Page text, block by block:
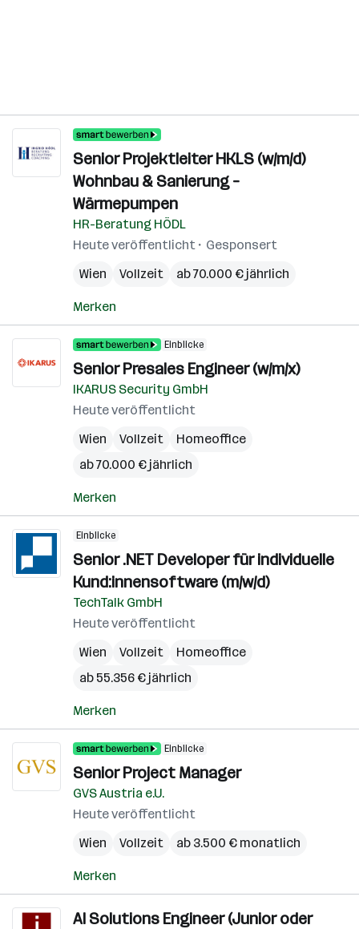
Senior Projektleiter HKLS (w/m/d)
Wohnbau & Sanierung –
Wärmepumpen
HR-Beratung HÖDL
Heute veröffentlicht
Gesponsert
Wien
Vollzeit ab 70.000 € jährlich
Merken
Einblicke
Senior Presales Engineer (w/m/x)
IKARUS Security GmbH
Heute veröffentlicht
Wien
Vollzeit
Homeoffice
ab 70.000 € jährlich
Merken
Einblicke
Senior .NET Developer für individuelle
Kund:innensoftware (m/w/d)
TechTalk GmbH
Heute veröffentlicht
Wien
Vollzeit
Homeoffice
ab 55.356 € jährlich
Merken
Einblicke
Senior Project Manager
GVS Austria e.U.
Heute veröffentlicht
Wien
Vollzeit ab 3.500 € monatlich
Merken
AI Solutions Engineer (Junior oder